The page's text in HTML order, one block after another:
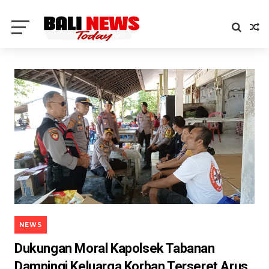
NEWS
Dukungan Moral Kapolsek Tabanan